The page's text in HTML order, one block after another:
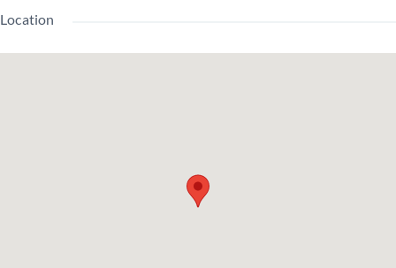
電梯 / 宅配箱/ 免費網路
Location